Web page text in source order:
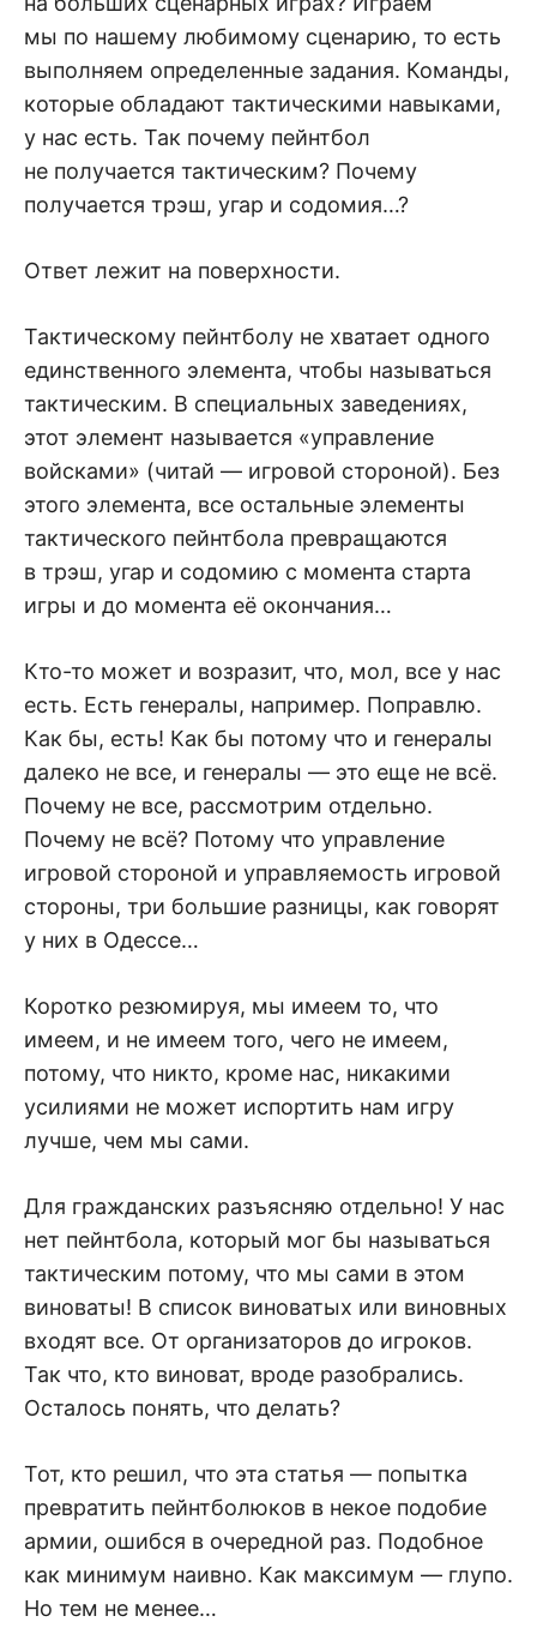
мы по нашему любимому сценарию, то есть
выполняем определенные задания. Команды,
которые обладают тактическими навыками,
у нас есть. Так почему пейнтбол
не получается тактическим? Почему
получается трэш, угар и содомия…?
Ответ лежит на поверхности.
Тактическому пейнтболу не хватает одного
единственного элемента, чтобы называться
тактическим. В специальных заведениях,
этот элемент называется «управление
войсками» (читай — игровой стороной). Без
этого элемента, все остальные элементы
тактического пейнтбола превращаются
в трэш, угар и содомию с момента старта
игры и до момента её окончания…
Кто-то может и возразит, что, мол, все у нас
есть. Есть генералы, например. Поправлю.
Как бы, есть! Как бы потому что и генералы
далеко не все, и генералы — это еще не всё.
Почему не все, рассмотрим отдельно.
Почему не всё? Потому что управление
игровой стороной и управляемость игровой
стороны, три большие разницы, как говорят
у них в Одессе…
Коротко резюмируя, мы имеем то, что
имеем, и не имеем того, чего не имеем,
потому, что никто, кроме нас, никакими
усилиями не может испортить нам игру
лучше, чем мы сами.
Для гражданских разъясняю отдельно! У нас
нет пейнтбола, который мог бы называться
тактическим потому, что мы сами в этом
виноваты! В список виноватых или виновных
входят все. От организаторов до игроков.
Так что, кто виноват, вроде разобрались.
Осталось понять, что делать?
Тот, кто решил, что эта статья — попытка
превратить пейнтболюков в некое подобие
армии, ошибся в очередной раз. Подобное
как минимум наивно. Как максимум — глупо.
Но тем не менее…